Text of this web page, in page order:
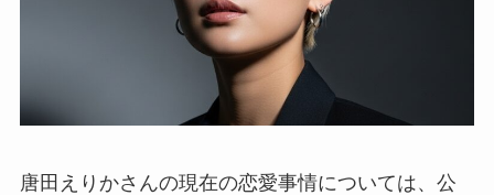
唐田えりかさんの現在の恋愛事情については、公